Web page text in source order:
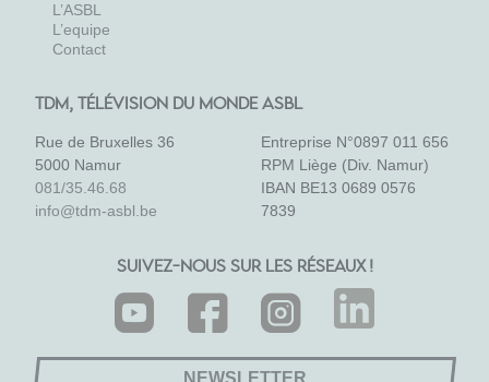
L’ASBL
L’equipe
Contact
TDM, TÉLÉVISION DU MONDE ASBL
Rue de Bruxelles 36
5000 Namur
081/35.46.68
info@tdm-asbl.be
Entreprise N°0897 011 656
RPM Liège (Div. Namur)
IBAN BE13 0689 0576
7839
SUIVEZ-NOUS SUR LES RÉSEAUX !
NEWSLETTER